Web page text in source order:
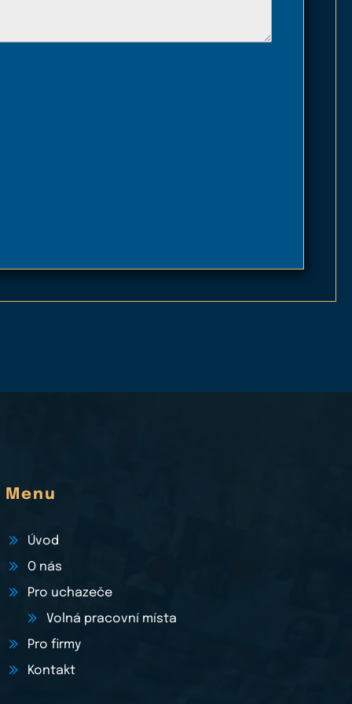
Menu
Úvod
O nás
Pro uchazeče
Volná pracovní místa
Pro firmy
Kontakt